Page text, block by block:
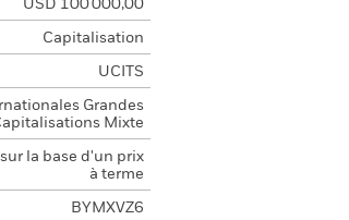
USD 100 000,00
Capitalisation
UCITS
Grandes
Mixte
la base d'un prix
à terme
BYMXVZ6